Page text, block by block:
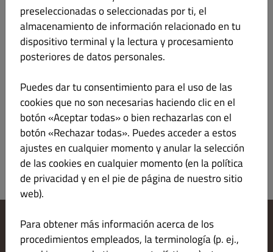
Tallarines Carbonara € 4.50
Cambiar los ajustes de cookies
Contáctanos
preseleccionadas o seleccionadas por ti, el
almacenamiento de información relacionado en tu
dispositivo terminal y la lectura y procesamiento
posteriores de datos personales.
Puedes dar tu consentimiento para el uso de las
cookies que no son necesarias haciendo clic en el
botón «Aceptar todas» o bien rechazarlas con el
botón «Rechazar todas». Puedes acceder a estos
ajustes en cualquier momento y anular la selección
de las cookies en cualquier momento (en la política
de privacidad y en el pie de página de nuestro sitio
web).
Para obtener más información acerca de los
procedimientos empleados, la terminología (p. ej.,